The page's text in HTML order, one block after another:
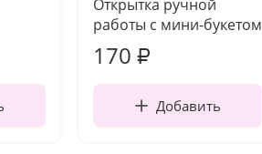
Открытка ручной
работы с мини-букетом
170 ₽
Добавить